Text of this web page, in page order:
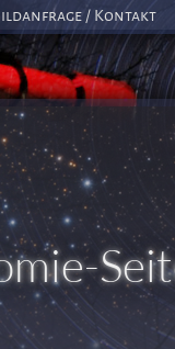
/ Kontakt